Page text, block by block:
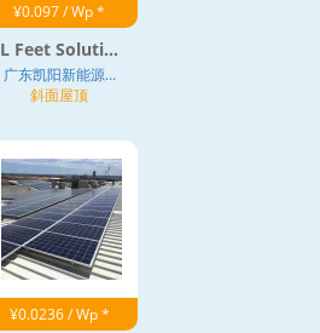
¥0.097 / Wp *
L Feet Soluti...
广东凯阳新能源...
斜面屋顶
¥0.0236 / Wp *